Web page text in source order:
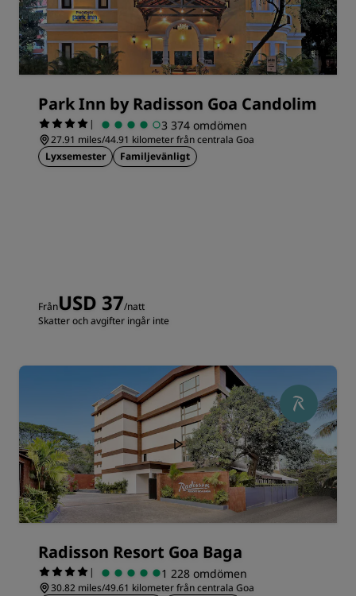
Park Inn by Radisson Goa Candolim
| 3 374 omdömen
27.91 miles/44.91 kilometer från centrala Goa
Lyxsemester
Familjevänligt
FrånUSD 37/natt
Skatter och avgifter ingår inte
Radisson Resort Goa Baga
| 1 228 omdömen
30.82 miles/49.61 kilometer från centrala Goa